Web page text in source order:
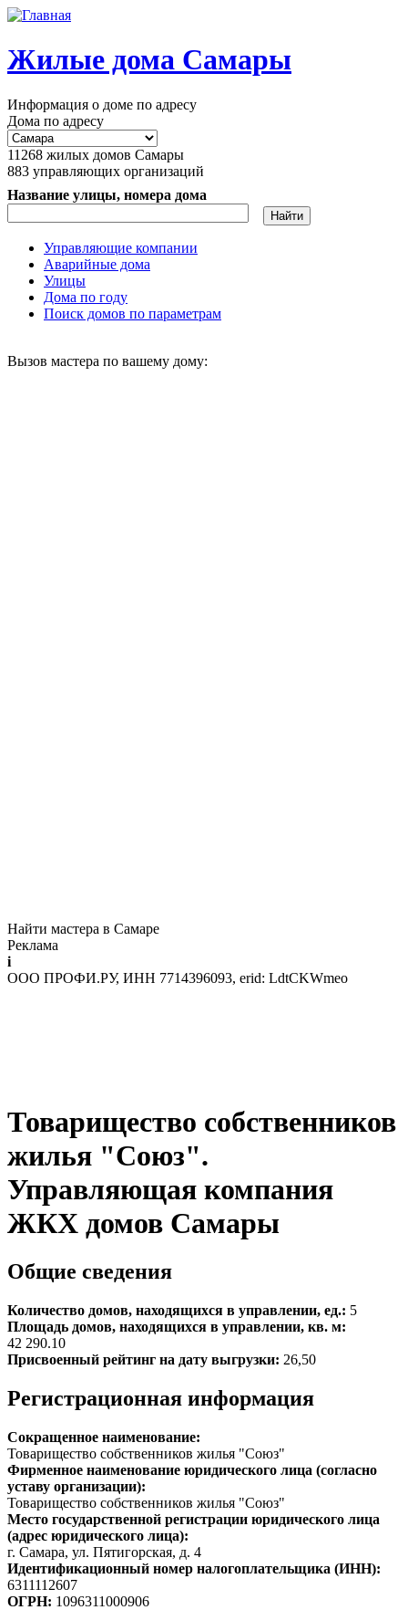
Перейти к основному содержанию
Жилые дома Самары
Информация о доме по адресу
Дома по адресу
11268 жилых домов Самары
883 управляющих организаций
Название улицы, номера дома
Главное меню
Управляющие компании
Аварийные дома
Улицы
Дома по году
Поиск домов по параметрам
Вызов мастера по вашему дому:
Найти мастера в Самаре
Реклама
i
ООО ПРОФИ.РУ, ИНН 7714396093, erid: LdtCKWmeo
Товарищество собственников
жилья "Союз".
Управляющая компания
ЖКХ домов Самары
Общие сведения
Количество домов, находящихся в управлении, ед.: 5
Площадь домов, находящихся в управлении, кв. м:
42 290.10
Присвоенный рейтинг на дату выгрузки: 26,50
Регистрационная информация
Сокращенное наименование:
Товарищество собственников жилья "Союз"
Фирменное наименование юридического лица (согласно
уставу организации):
Товарищество собственников жилья "Союз"
Место государственной регистрации юридического лица
(адрес юридического лица):
г. Самара, ул. Пятигорская, д. 4
Идентификационный номер налогоплательщика (ИНН):
6311112607
ОГРН: 1096311000906